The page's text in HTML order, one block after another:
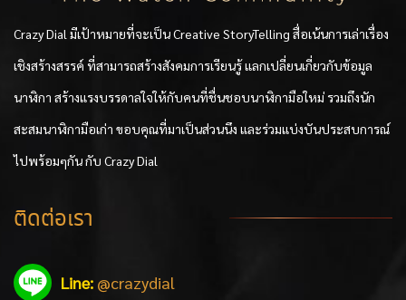
Crazy Dial มีเป้าหมายที่จะเป็น Creative StoryTelling สื่อเน้นการเล่าเรื่อง
เชิงสร้างสรรค์ ที่สามารถสร้างสังคมการเรียนรู้ แลกเปลี่ยนเกี่ยวกับข้อมูล
นาฬิกา สร้างแรงบรรดาลใจให้กับคนที่ชื่นชอบนาฬิกามือใหม่ รวมถึงนัก
สะสมนาฬิกามือเก่า ขอบคุณที่มาเป็นส่วนนึง และร่วมแบ่งบันประสบการณ์
ไปพร้อมๆกัน กับ Crazy Dial
ติดต่อเรา
Line: @crazydial